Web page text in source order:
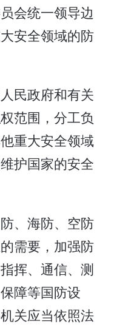
会统一领导边
安全领域的防
民政府和有关
范围，分工负
重大安全领域
护国家的安全
、海防、空防
需要，加强防
挥、通信、测
障等国防设
关应当依照法